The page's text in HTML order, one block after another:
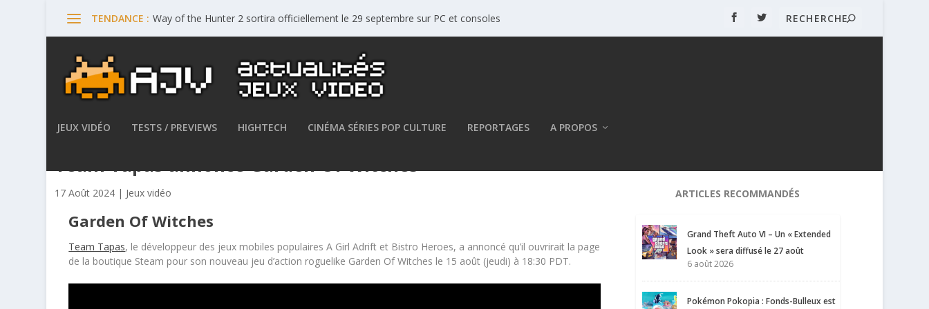
TENDANCE : Way of the Hunter 2 sortira officiellement le 29 septembre sur PC et consoles
JEUX VIDÉO TESTS / PREVIEWS HIGHTECH CINÉMA SÉRIES POP CULTURE REPORTAGES A PROPOS
Team Tapas annonce Garden Of Witches
17 Août 2024 | Jeux vidéo
Garden Of Witches
Team Tapas, le développeur des jeux mobiles populaires A Girl Adrift et Bistro Heroes, a annoncé qu’il ouvrirait la page
de la boutique Steam pour son nouveau jeu d’action roguelike Garden Of Witches le 15 août (jeudi) à 18:30 PDT.
ARTICLES RECOMMANDÉS
Grand Theft Auto VI – Un « Extended
Look » sera diffusé le 27 août
6 août 2026
Pokémon Pokopia : Fonds-Bulleux est